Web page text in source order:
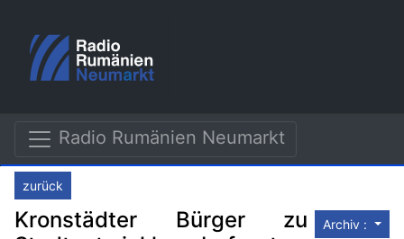
Radio Rumänien Neumarkt
zurück
Archiv :
Kronstädter Bürger zu